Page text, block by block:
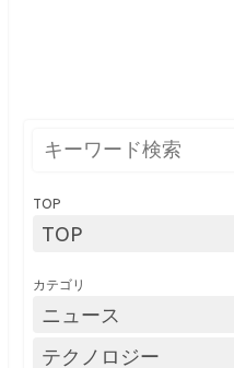
TOP
TOP
カテゴリ
ニュース
テクノロジー